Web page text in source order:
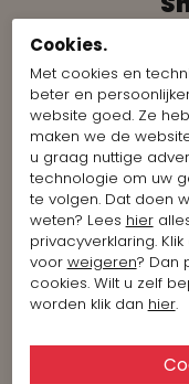
Cookies.
Met cookies en
beter en
website goed. Ze
maken we de
u graag nuttige
technologie om uw
te volgen. Dat doen
weten? Lees hier
privacyverklaring.
voor weigeren? Dan
cookies. Wilt u zelf
worden klik dan hier.